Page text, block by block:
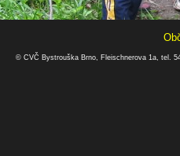
© CVČ Bystrouška Brno, Fleischnerova 1a, tel.